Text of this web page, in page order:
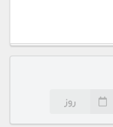
روز